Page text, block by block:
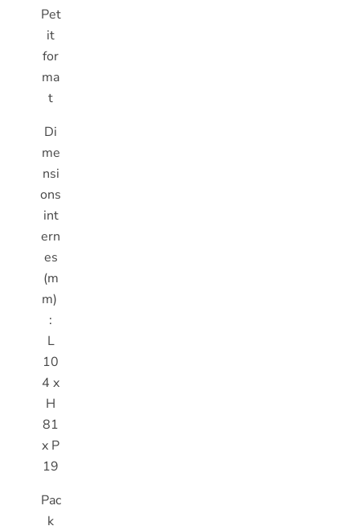
Pet
it
for
ma
t
Di
me
nsi
ons
int
ern
es
(m
m)
:
L
10
4 x
H
81
x P
19
Pac
k